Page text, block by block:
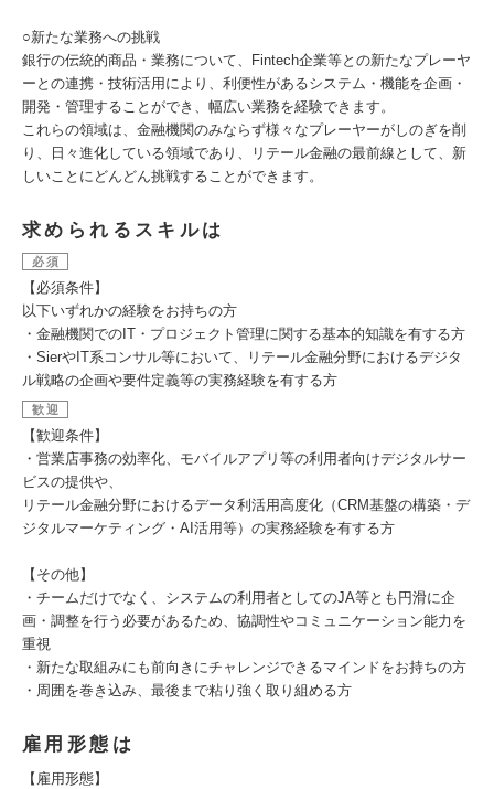
○新たな業務への挑戦
銀行の伝統的商品・業務について、Fintech企業等との新たなプレーヤ
ーとの連携・技術活用により、利便性があるシステム・機能を企画・
開発・管理することができ、幅広い業務を経験できます。
これらの領域は、金融機関のみならず様々なプレーヤーがしのぎを削
り、日々進化している領域であり、リテール金融の最前線として、新
しいことにどんどん挑戦することができます。
求められるスキルは
必須
【必須条件】
以下いずれかの経験をお持ちの方
・金融機関でのIT・プロジェクト管理に関する基本的知識を有する方
・SierやIT系コンサル等において、リテール金融分野におけるデジタ
ル戦略の企画や要件定義等の実務経験を有する方
歓迎
【歓迎条件】
・営業店事務の効率化、モバイルアプリ等の利用者向けデジタルサー
ビスの提供や、
リテール金融分野におけるデータ利活用高度化（CRM基盤の構築・デ
ジタルマーケティング・AI活用等）の実務経験を有する方
【その他】
・チームだけでなく、システムの利用者としてのJA等とも円滑に企
画・調整を行う必要があるため、協調性やコミュニケーション能力を
重視
・新たな取組みにも前向きにチャレンジできるマインドをお持ちの方
・周囲を巻き込み、最後まで粘り強く取り組める方
雇用形態は
【雇用形態】